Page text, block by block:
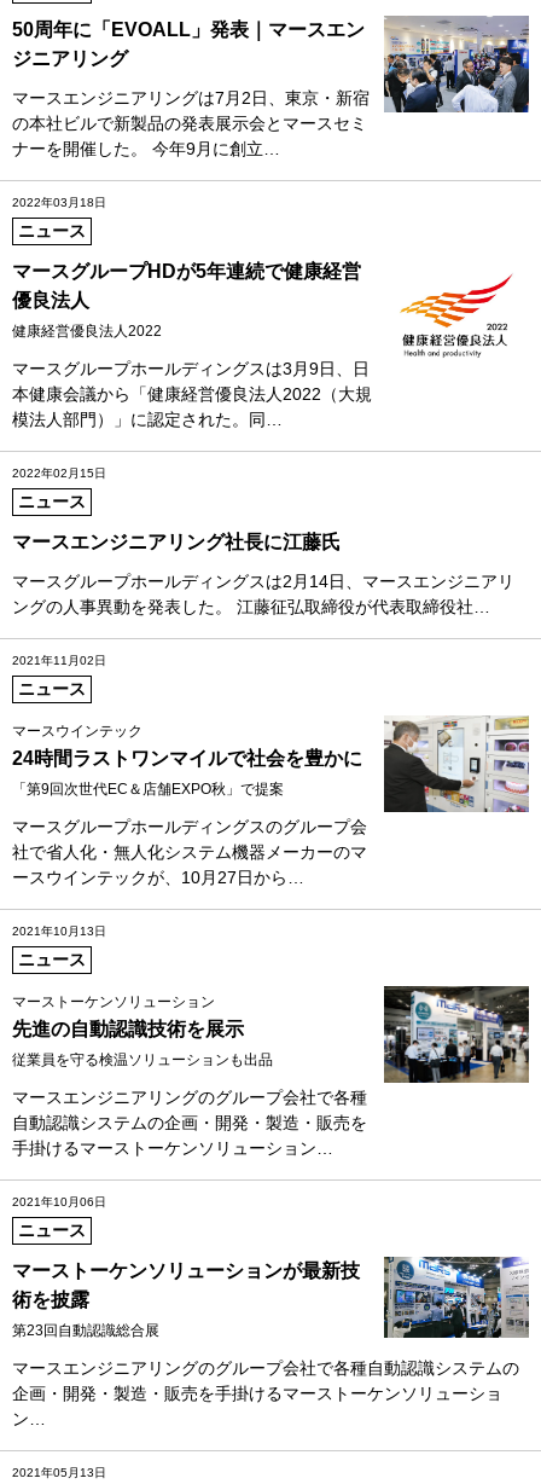
50周年に「EVOALL」発表｜マースエン
ジニアリング
マースエンジニアリングは7月2日、東京・新宿
の本社ビルで新製品の発表展示会とマースセミ
ナーを開催した。 今年9月に創立…
2022年03月18日
ニュース
マースグループHDが5年連続で健康経営
優良法人
健康経営優良法人2022
マースグループホールディングスは3月9日、日
本健康会議から「健康経営優良法人2022（大規
模法人部門）」に認定された。同…
2022年02月15日
ニュース
マースエンジニアリング社長に江藤氏
マースグループホールディングスは2月14日、マースエンジニアリ
ングの人事異動を発表した。 江藤征弘取締役が代表取締役社…
2021年11月02日
ニュース
マースウインテック
24時間ラストワンマイルで社会を豊かに
「第9回次世代EC＆店舗EXPO秋」で提案
マースグループホールディングスのグループ会
社で省人化・無人化システム機器メーカーのマ
ースウインテックが、10月27日から…
2021年10月13日
ニュース
マーストーケンソリューション
先進の自動認識技術を展示
従業員を守る検温ソリューションも出品
マースエンジニアリングのグループ会社で各種
自動認識システムの企画・開発・製造・販売を
手掛けるマーストーケンソリューション…
2021年10月06日
ニュース
マーストーケンソリューションが最新技
術を披露
第23回自動認識総合展
マースエンジニアリングのグループ会社で各種自動認識システムの
企画・開発・製造・販売を手掛けるマーストーケンソリューショ
ン…
2021年05月13日